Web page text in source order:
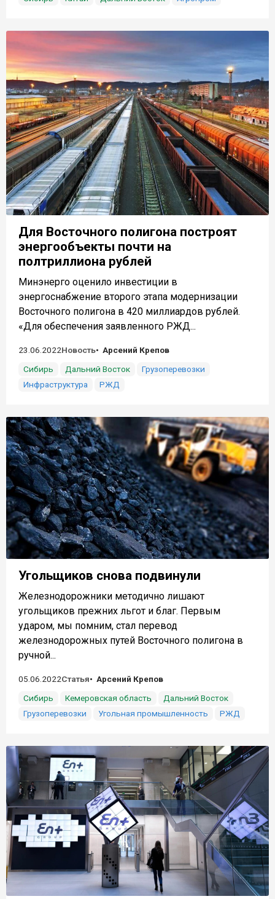
Для Восточного полигона построят
энергообъекты почти на
полтриллиона рублей
Минэнерго оценило инвестиции в
энергоснабжение второго этапа модернизации
Восточного полигона в 420 миллиардов рублей.
«Для обеспечения заявленного РЖД...
23.06.2022Новость
Арсений Крепов
Сибирь
Дальний Восток
Грузоперевозки
Инфраструктура
РЖД
Угольщиков снова подвинули
Железнодорожники методично лишают
угольщиков прежних льгот и благ. Первым
ударом, мы помним, стал перевод
железнодорожных путей Восточного полигона в
ручной...
05.06.2022Статья
Арсений Крепов
Сибирь
Кемеровская область
Дальний Восток
Грузоперевозки
Угольная промышленность РЖД